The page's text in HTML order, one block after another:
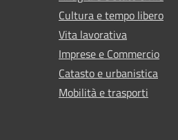
Cultura e tempo libero
Vita lavorativa
Imprese e Commercio
Catasto e urbanistica
Mobilità e trasporti